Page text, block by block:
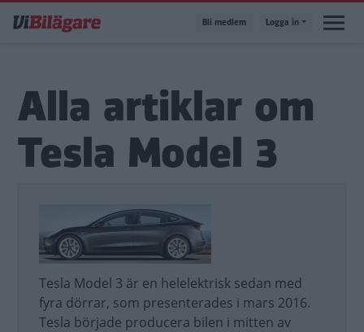
till
Bli medlem Logga in
Alla artiklar om
Tesla Model 3
Tesla Model 3 är en helelektrisk sedan med
fyra dörrar, som presenterades i mars 2016.
Tesla började producera bilen i mitten av